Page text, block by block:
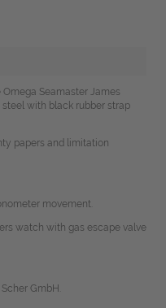
Seamaster James
steel with black rubber strap
papers and limitation
movement.
watch with gas escape valve
GmbH.